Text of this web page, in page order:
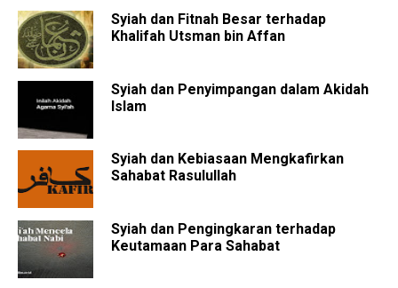
Syiah dan Fitnah Besar terhadap
Khalifah Utsman bin Affan
Syiah dan Penyimpangan dalam Akidah
Islam
Syiah dan Kebiasaan Mengkafirkan
Sahabat Rasulullah
Syiah dan Pengingkaran terhadap
Keutamaan Para Sahabat